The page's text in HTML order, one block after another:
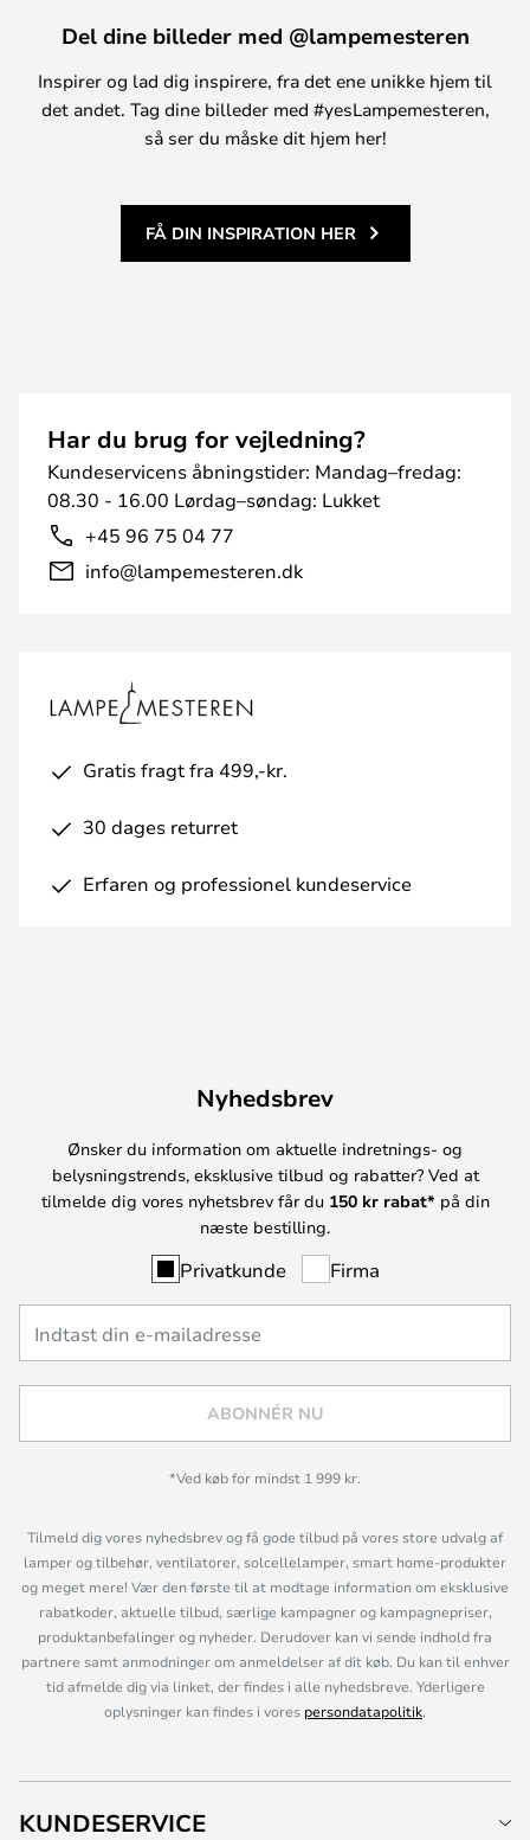
Del dine billeder med @lampemesteren
Inspirer og lad dig inspirere, fra det ene unikke hjem til
det andet. Tag dine billeder med #yesLampemesteren,
så ser du måske dit hjem her!
FÅ DIN INSPIRATION HER
Har du brug for vejledning?
Kundeservicens åbningstider: Mandag–fredag:
08.30 - 16.00 Lørdag–søndag: Lukket
+45 96 75 04 77
info@lampemesteren.dk
Gratis fragt fra 499,-kr.
30 dages returret
Erfaren og professionel kundeservice
Nyhedsbrev
Ønsker du information om aktuelle indretnings- og
belysningstrends, eksklusive tilbud og rabatter? Ved at
tilmelde dig vores nyhetsbrev får du 150 kr rabat* på din
næste bestilling.
Privatkunde Firma
ABONNÉR NU
*Ved køb for mindst 1 999 kr.
Tilmeld dig vores nyhedsbrev og få gode tilbud på vores store udvalg af
lamper og tilbehør, ventilatorer, solcellelamper, smart home-produkter
og meget mere! Vær den første til at modtage information om eksklusive
rabatkoder, aktuelle tilbud, særlige kampagner og kampagnepriser,
produktanbefalinger og nyheder. Derudover kan vi sende indhold fra
partnere samt anmodninger om anmeldelser af dit køb. Du kan til enhver
tid afmelde dig via linket, der findes i alle nyhedsbreve. Yderligere
oplysninger kan findes i vores persondatapolitik.
KUNDESERVICE